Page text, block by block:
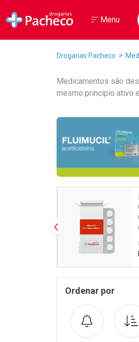
Drogarias
Ir direto para a home
pela
Ir direto para o conteúdo
Ir direto para a ajuda
Ir direto para o carrinho
Ir direto para o menu
Menu
Abrir ou
Menu
Drogarias Pacheco
Medicamentos são
mesmo princípio ativo
Promoções
Imagem Anterior
Sidebar
Ordenar por